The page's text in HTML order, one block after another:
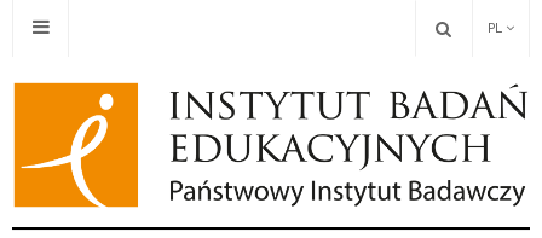
PL